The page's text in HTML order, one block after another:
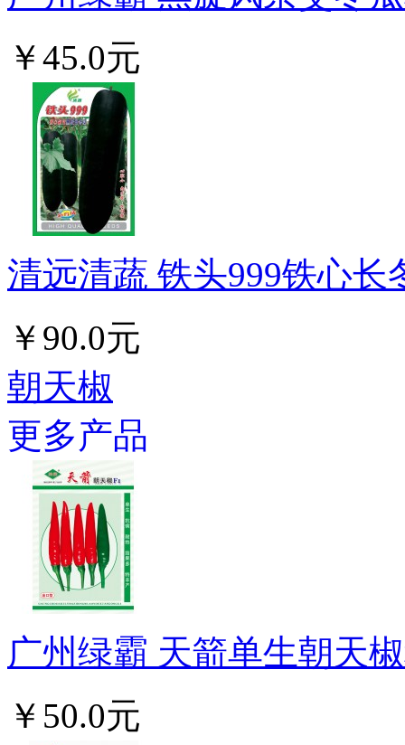
￥45.0元
清远清蔬 铁头999铁心长
￥90.0元
朝天椒
更多产品
广州绿霸 天箭单生朝天
￥50.0元